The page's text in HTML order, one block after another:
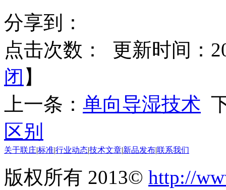
分享到：
点击次数：
更新时间：
闭 】
上一条： 单向导湿技术
区别
关于联庄标准行业动态技术文章 新品发布联系我们
版权所有 2013© http://